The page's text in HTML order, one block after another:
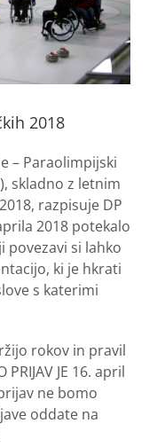
2018
– Paraolimpijski
skladno z letnim
razpisuje DP
2018 potekalo
povezavi si lahko
ki je hkrati
s katerimi
rokov in pravil
JE 16. april
ne bomo
oddate na